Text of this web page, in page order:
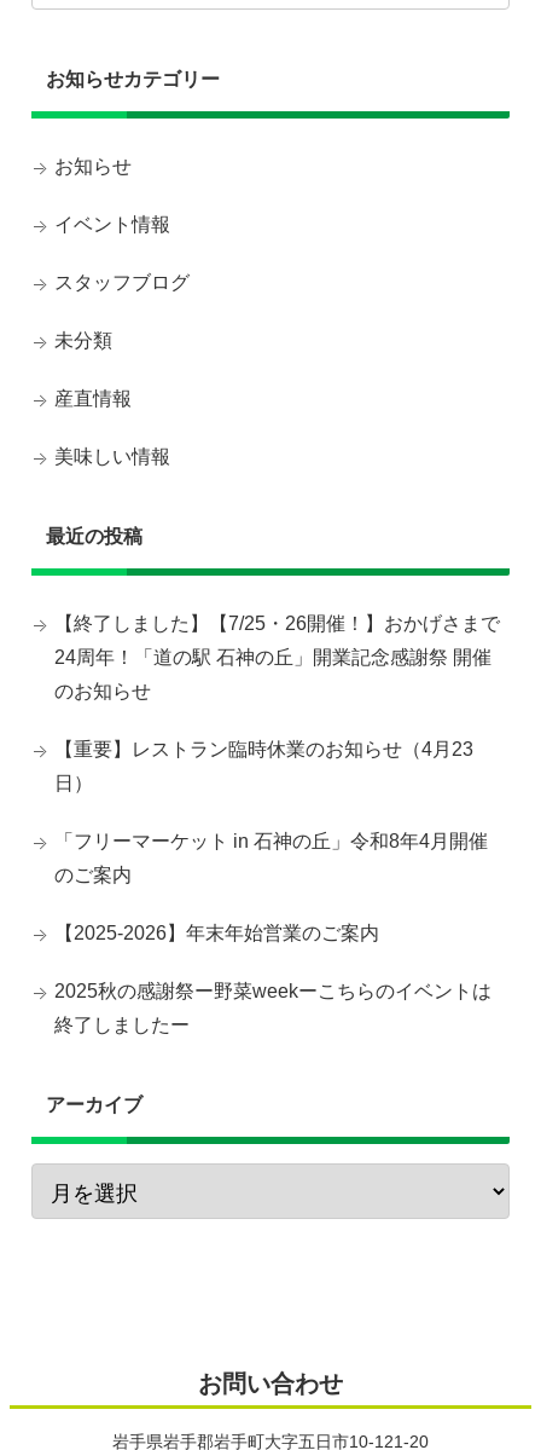
お知らせカテゴリー
お知らせ
イベント情報
スタッフブログ
未分類
産直情報
美味しい情報
最近の投稿
【終了しました】【7/25・26開催！】おかげさまで
24周年！「道の駅 石神の丘」開業記念感謝祭 開催
のお知らせ
【重要】レストラン臨時休業のお知らせ（4月23
日）
「フリーマーケット in 石神の丘」令和8年4月開催
のご案内
【2025-2026】年末年始営業のご案内
2025秋の感謝祭ー野菜weekーこちらのイベントは
終了しましたー
アーカイブ
お問い合わせ
岩手県岩手郡岩手町大字五日市10-121-20